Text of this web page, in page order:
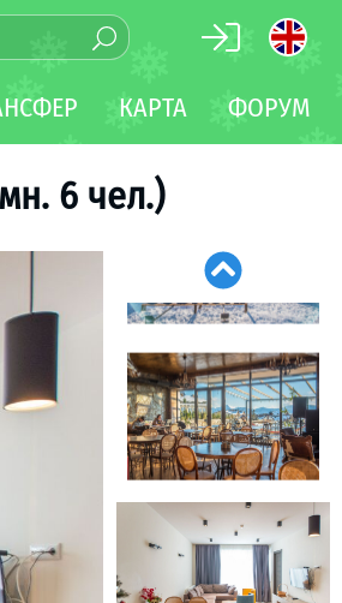
КАРТА ФОРУМ
6 чел.)